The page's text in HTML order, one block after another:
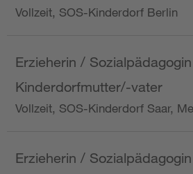
Vollzeit, SOS-Kinderdorf Berlin
Erzieherin /
Kinderdorfmutter/-vater
Vollzeit, SOS-Kinderdorf Saar,
Erzieherin /